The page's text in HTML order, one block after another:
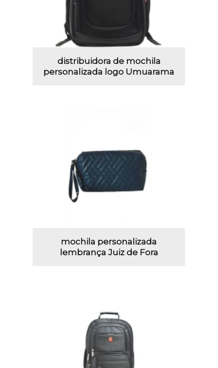
distribuidora de mochila
personalizada logo Umuarama
mochila personalizada
lembrança Juiz de Fora